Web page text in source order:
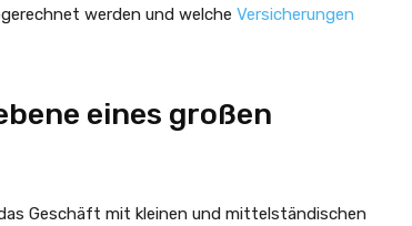
werden und welche Versicherungen
eines großen
Geschäft mit kleinen und mittelständischen